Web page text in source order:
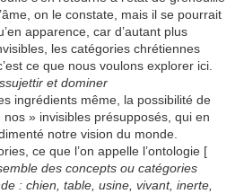
on le constate, mais il se pourrait
apparence, car d’autant plus
les catégories chrétiennes
ce que nous voulons explorer ici.
et dominer
ingrédients même, la possibilité de
» invisibles présupposés, qui en
notre vision du monde.
ce que l’on appelle l’ontologie [
des concepts ou catégories
: chien, table, usine, vivant, inerte,